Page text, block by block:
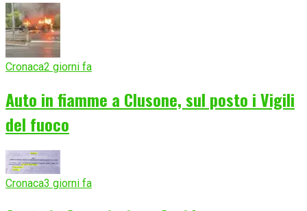
Cronaca2 giorni fa
Auto in fiamme a Clusone, sul posto i Vigili
del fuoco
Cronaca3 giorni fa